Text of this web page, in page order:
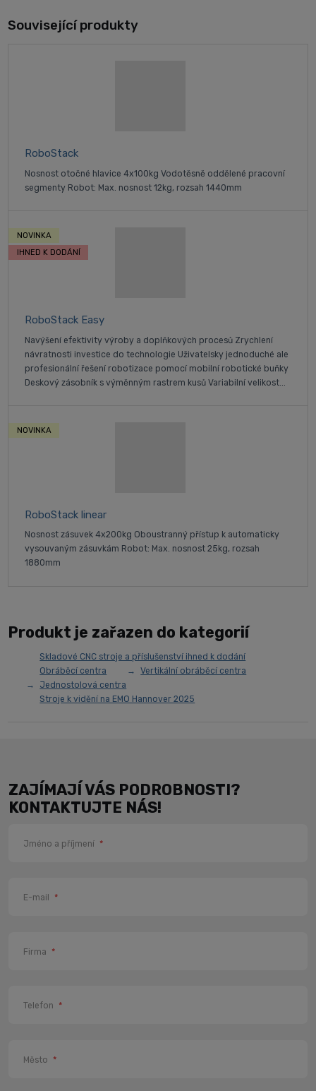
Související produkty
RoboStack
Nosnost otočné hlavice 4x100kg Vodotěsně oddělené pracovní
segmenty Robot: Max. nosnost 12kg, rozsah 1440mm
RoboStack Easy
Navýšení efektivity výroby a doplňkových procesů Zrychlení
návratnosti investice do technologie Uživatelsky jednoduché ale
profesionální řešení robotizace pomocí mobilní robotické buňky
Deskový zásobník s výměnným rastrem kusů Variabilní velikost...
NOVINKA
IHNED K DODÁNÍ
RoboStack linear
Nosnost zásuvek 4x200kg Oboustranný přístup k automaticky
vysouvaným zásuvkám Robot: Max. nosnost 25kg, rozsah
1880mm
NOVINKA
Produkt je zařazen do kategorií
Skladové CNC stroje a příslušenství ihned k dodání
Obráběcí centra
Vertikální obráběcí centra
Jednostolová centra
Stroje k vidění na EMO Hannover 2025
ZAJÍMAJÍ VÁS PODROBNOSTI?
KONTAKTUJTE NÁS!
Jméno a příjmení *
E-mail *
Firma *
Telefon *
Město *